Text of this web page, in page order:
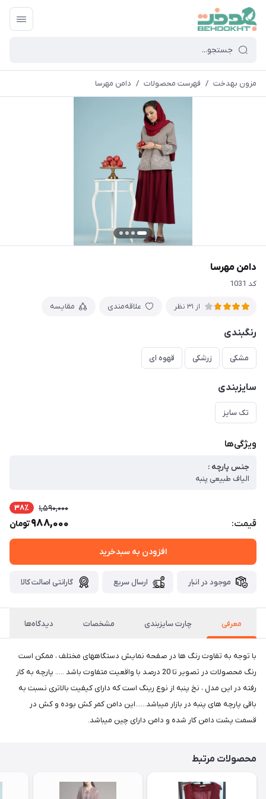
مزون بهدخت / فهرست محصولات / دامن مهرسا
دامن مهرسا
کد 1031
از 31 نظر علاقه‌مندی مقایسه
رنگبندی
مشکی زرشکی قهوه ای
سایزبندی
تک سایز
ویژگی‌ها
جنس پارچه :
الیاف طبیعی پنبه
قیمت:
1,590,000 38٪
988,000تومان
افزودن به سبدخرید
موجود در انبار ارسال سریع گارانتی اصالت کالا
معرفی چارت سایزبندی مشخصات دیدگاه‌ها
با توجه به تفاوت رنگ ها در صفحه نمایش دستگاههای مختلف ، ممکن است
رنگ محصولات در تصویر تا 20 درصد با واقعیت متفاوت باشد ..... پارچه به کار
رفته در این مدل ، نخ پنبه از نوع رینگ است که دارای کیفیت بالاتری نسبت به
باقی پارچه های پنبه در بازار میباشد......این دامن کمر کش بوده و کش در
قسمت پشت دامن کار شده و دامن دارای چین میباشد.
محصولات مرتبط